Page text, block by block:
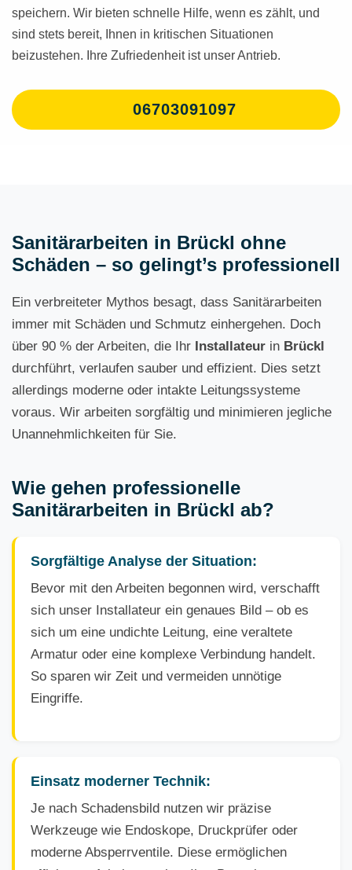
speichern. Wir bieten schnelle Hilfe, wenn es zählt, und
sind stets bereit, Ihnen in kritischen Situationen
beizustehen. Ihre Zufriedenheit ist unser Antrieb.
06703091097
Sanitärarbeiten in Brückl ohne
Schäden – so gelingt’s professionell
Ein verbreiteter Mythos besagt, dass Sanitärarbeiten
immer mit Schäden und Schmutz einhergehen. Doch
über 90 % der Arbeiten, die Ihr Installateur in Brückl
durchführt, verlaufen sauber und effizient. Dies setzt
allerdings moderne oder intakte Leitungssysteme
voraus. Wir arbeiten sorgfältig und minimieren jegliche
Unannehmlichkeiten für Sie.
Wie gehen professionelle
Sanitärarbeiten in Brückl ab?
Sorgfältige Analyse der Situation:
Bevor mit den Arbeiten begonnen wird, verschafft
sich unser Installateur ein genaues Bild – ob es
sich um eine undichte Leitung, eine veraltete
Armatur oder eine komplexe Verbindung handelt.
So sparen wir Zeit und vermeiden unnötige
Eingriffe.
Einsatz moderner Technik:
Je nach Schadensbild nutzen wir präzise
Werkzeuge wie Endoskope, Druckprüfer oder
moderne Absperrventile. Diese ermöglichen